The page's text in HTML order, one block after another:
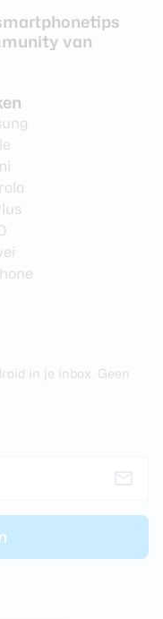
van
in je inbox. Geen